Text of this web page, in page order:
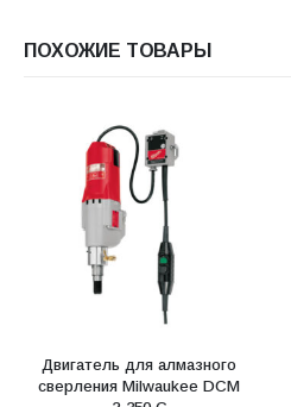
ПОХОЖИЕ ТОВАРЫ
Двигатель для алмазного
сверления Milwaukee DCM